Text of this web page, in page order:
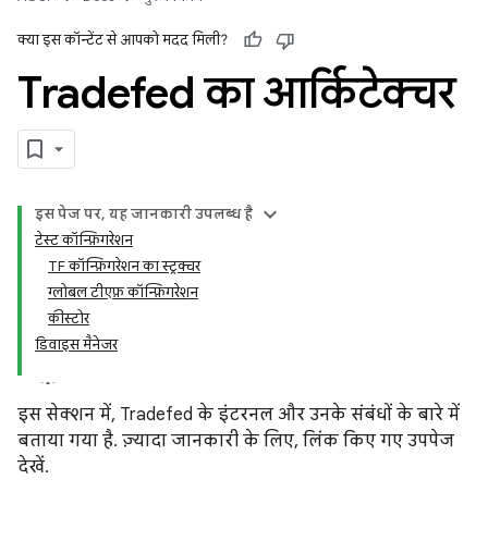
क्या इस कॉन्टेंट से आपको मदद मिली?
Tradefed का आर्किटेक्चर
इस पेज पर, यह जानकारी उपलब्ध है
टेस्ट कॉन्फ़िगरेशन
TF कॉन्फ़िगरेशन का स्ट्रक्चर
ग्लोबल टीएफ़ कॉन्फ़िगरेशन
कीस्टोर
डिवाइस मैनेजर
इस सेक्शन में, Tradefed के इंटरनल और उनके संबंधों के बारे में
बताया गया है. ज़्यादा जानकारी के लिए, लिंक किए गए उपपेज
देखें.